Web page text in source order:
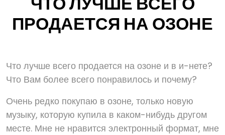
ПРОДАЕТСЯ НА ОЗОНЕ
Что лучше всего продается на озоне и в и-нете?
Что Вам более всего понравилось и почему?
Очень редко покупаю в озоне, только новую
музыку, которую купила в каком-нибудь другом
месте. Мне не нравится электронный формат, мне